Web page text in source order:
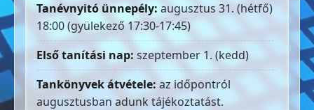
Tanévnyitó ünnepély: augusztus 31. (hétfő)
18:00 (gyülekező 17:30-17:45)
Első tanítási nap: szeptember 1. (kedd)
Tankönyvek átvétele: az időpontról
augusztusban adunk tájékoztatást.